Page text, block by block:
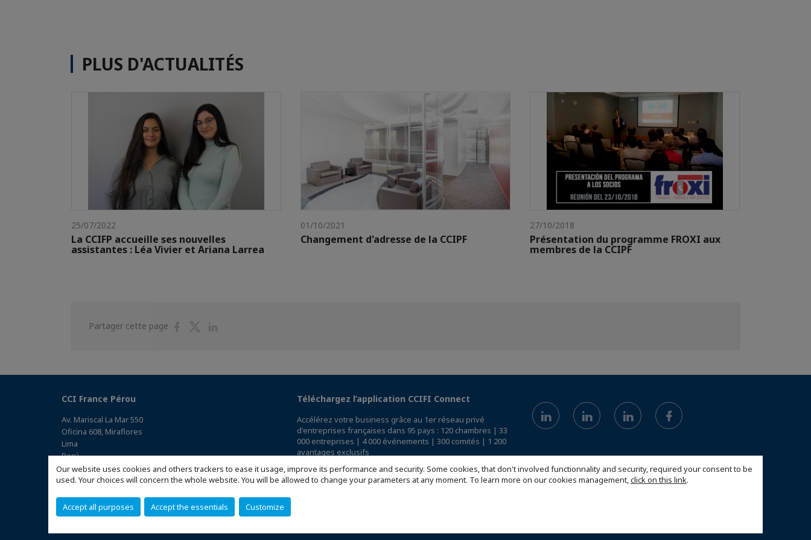
Our website uses cookies and others trackers to ease it usage, improve its performance and security. Some cookies, that don't involved functionnality and security, required your consent to be
used. Your choices will concern the whole website. You will be allowed to change your parameters at any moment. To learn more on our cookies management,click on this link.
Accept all purposes Accept the essentials Customize
PLUS D'ACTUALITÉS
25/07/2022
La CCIFP accueille ses nouvelles
assistantes : Léa Vivier et Ariana Larrea
01/10/2021
Changement d'adresse de la CCIPF
27/10/2018
Présentation du programme FROXI aux
membres de la CCIPF
Partager cette page
PartagerPartager
CCI France Pérou
Av. Mariscal La Mar 550
Oficina 608, Miraflores
Lima
Perú
(Accéder au plan)
Téléchargez l’application CCIFI Connect
Accélérez votre business grâce au 1er réseau privé
d'entreprises françaises dans 95 pays : 120 chambres | 33
000 entreprises | 4 000 événements | 300 comités | 1 200
avantages exclusifs
Réservée exclusivement aux membres des CCI Françaises
à l'International,découvrez l'app CCIFI Connect